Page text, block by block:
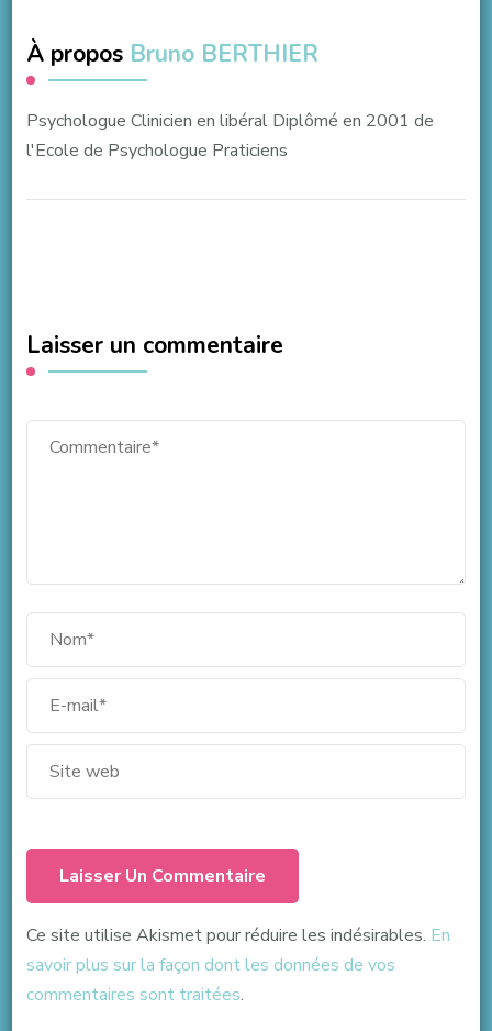
À propos Bruno BERTHIER
Psychologue Clinicien en libéral Diplômé en 2001 de
l'Ecole de Psychologue Praticiens
Laisser un commentaire
Ce site utilise Akismet pour réduire les indésirables. En
savoir plus sur la façon dont les données de vos
commentaires sont traitées.